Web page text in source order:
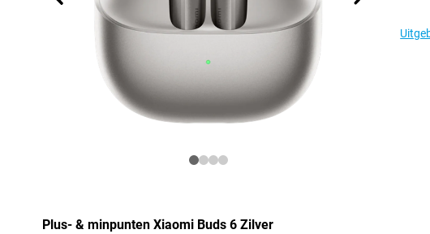
Plus- & minpunten Xiaomi Buds 6 Zilver